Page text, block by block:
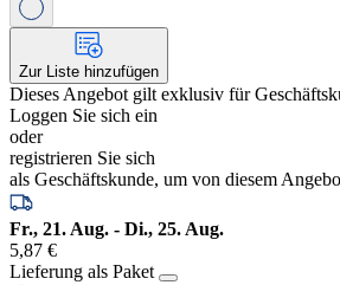
Zur Liste hinzufügen
Dieses Angebot gilt exklusiv für
Loggen Sie sich ein
oder
registrieren Sie sich
als Geschäftskunde, um von diesem
Fr., 21. Aug. - Di., 25. Aug.
5,87 €
Lieferung als Paket